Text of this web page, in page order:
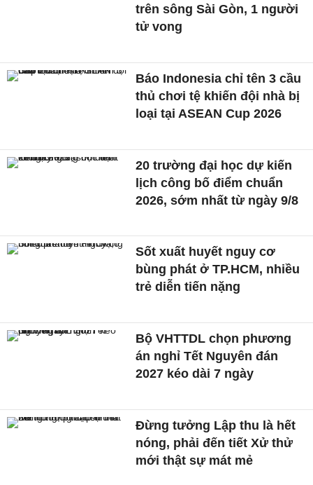
trên sông Sài Gòn, 1 người
tử vong
Báo Indonesia chỉ tên 3 cầu
thủ chơi tệ khiến đội nhà bị
loại tại ASEAN Cup 2026
20 trường đại học dự kiến
lịch công bố điểm chuẩn
2026, sớm nhất từ ngày 9/8
Sốt xuất huyết nguy cơ
bùng phát ở TP.HCM, nhiều
trẻ diễn tiến nặng
Bộ VHTTDL chọn phương
án nghỉ Tết Nguyên đán
2027 kéo dài 7 ngày
Đừng tưởng Lập thu là hết
nóng, phải đến tiết Xử thử
mới thật sự mát mẻ